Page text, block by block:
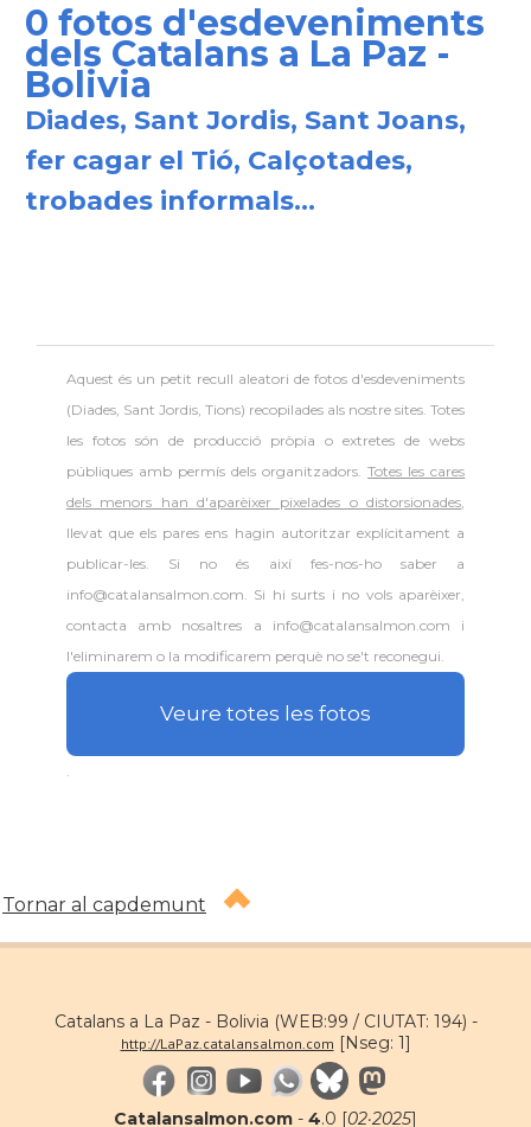
0 fotos d'esdeveniments
dels Catalans a La Paz -
Bolivia
Diades, Sant Jordis, Sant Joans,
fer cagar el Tió, Calçotades,
trobades informals...
Aquest és un petit recull aleatori defotos d'esdeveniments
(Diades, Sant Jordis, Tions) recopilades als nostre sites. Totes
les fotos són de producció pròpia o extretes de webs
públiques amb permís dels organitzadors.Totes les cares
dels menors han d'aparèixer pixelades o distorsionades,
llevat que els pares ens hagin autoritzar explícitament a
publicar-les. Si no és així fes-nos-ho saber a
info@catalansalmon.com. Si hi surts i no vols aparèixer,
contacta amb nosaltres a info@catalansalmon.com i
l'eliminarem o la modificarem perquè no se't reconegui.
Veure totes les fotos
Tornar al capdemunt
Catalans a La Paz - Bolivia (WEB:99 / CIUTAT: 194) -
http://LaPaz.catalansalmon.com [Nseg: 1]
Catalansalmon.com - 4.0 [02·2025]